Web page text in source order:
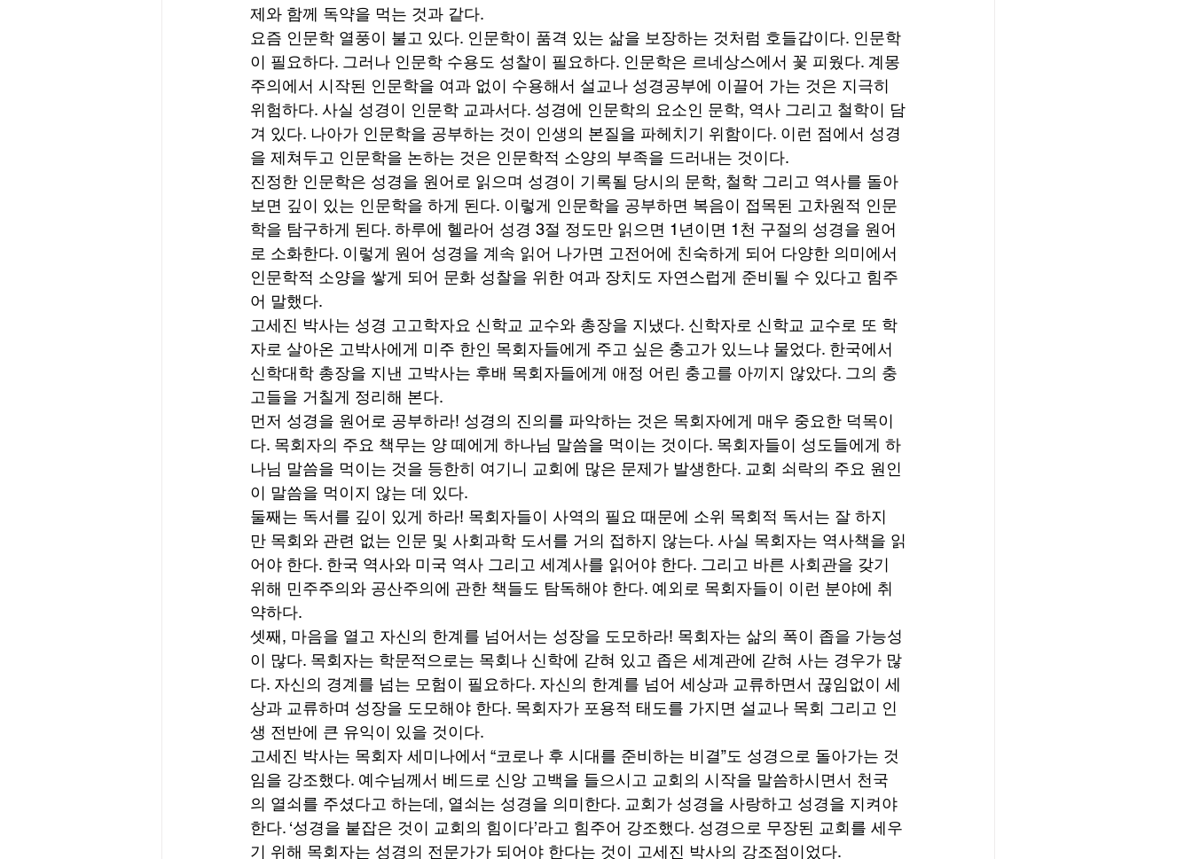
제와 함께 독약을 먹는 것과 같다.
요즘 인문학 열풍이 불고 있다. 인문학이 품격 있는 삶을 보장하는 것처럼 호들갑이다. 인문학
이 필요하다. 그러나 인문학 수용도 성찰이 필요하다. 인문학은 르네상스에서 꽃 피웠다. 계몽
주의에서 시작된 인문학을 여과 없이 수용해서 설교나 성경공부에 이끌어 가는 것은 지극히
위험하다. 사실 성경이 인문학 교과서다. 성경에 인문학의 요소인 문학, 역사 그리고 철학이 담
겨 있다. 나아가 인문학을 공부하는 것이 인생의 본질을 파헤치기 위함이다. 이런 점에서 성경
을 제쳐두고 인문학을 논하는 것은 인문학적 소양의 부족을 드러내는 것이다.
진정한 인문학은 성경을 원어로 읽으며 성경이 기록될 당시의 문학, 철학 그리고 역사를 돌아
보면 깊이 있는 인문학을 하게 된다. 이렇게 인문학을 공부하면 복음이 접목된 고차원적 인문
학을 탐구하게 된다. 하루에 헬라어 성경 3절 정도만 읽으면 1년이면 1천 구절의 성경을 원어
로 소화한다. 이렇게 원어 성경을 계속 읽어 나가면 고전어에 친숙하게 되어 다양한 의미에서
인문학적 소양을 쌓게 되어 문화 성찰을 위한 여과 장치도 자연스럽게 준비될 수 있다고 힘주
어 말했다.
고세진 박사는 성경 고고학자요 신학교 교수와 총장을 지냈다. 신학자로 신학교 교수로 또 학
자로 살아온 고박사에게 미주 한인 목회자들에게 주고 싶은 충고가 있느냐 물었다. 한국에서
신학대학 총장을 지낸 고박사는 후배 목회자들에게 애정 어린 충고를 아끼지 않았다. 그의 충
고들을 거칠게 정리해 본다.
먼저 성경을 원어로 공부하라! 성경의 진의를 파악하는 것은 목회자에게 매우 중요한 덕목이
다. 목회자의 주요 책무는 양 떼에게 하나님 말씀을 먹이는 것이다. 목회자들이 성도들에게 하
나님 말씀을 먹이는 것을 등한히 여기니 교회에 많은 문제가 발생한다. 교회 쇠락의 주요 원인
이 말씀을 먹이지 않는 데 있다.
둘째는 독서를 깊이 있게 하라! 목회자들이 사역의 필요 때문에 소위 목회적 독서는 잘 하지
만 목회와 관련 없는 인문 및 사회과학 도서를 거의 접하지 않는다. 사실 목회자는 역사책을 읽
어야 한다. 한국 역사와 미국 역사 그리고 세계사를 읽어야 한다. 그리고 바른 사회관을 갖기
위해 민주주의와 공산주의에 관한 책들도 탐독해야 한다. 예외로 목회자들이 이런 분야에 취
약하다.
셋째, 마음을 열고 자신의 한계를 넘어서는 성장을 도모하라! 목회자는 삶의 폭이 좁을 가능성
이 많다. 목회자는 학문적으로는 목회나 신학에 갇혀 있고 좁은 세계관에 갇혀 사는 경우가 많
다. 자신의 경계를 넘는 모험이 필요하다. 자신의 한계를 넘어 세상과 교류하면서 끊임없이 세
상과 교류하며 성장을 도모해야 한다. 목회자가 포용적 태도를 가지면 설교나 목회 그리고 인
생 전반에 큰 유익이 있을 것이다.
고세진 박사는 목회자 세미나에서 “코로나 후 시대를 준비하는 비결”도 성경으로 돌아가는 것
임을 강조했다. 예수님께서 베드로 신앙 고백을 들으시고 교회의 시작을 말씀하시면서 천국
의 열쇠를 주셨다고 하는데, 열쇠는 성경을 의미한다. 교회가 성경을 사랑하고 성경을 지켜야
한다. ‘성경을 붙잡은 것이 교회의 힘이다’라고 힘주어 강조했다. 성경으로 무장된 교회를 세우
기 위해 목회자는 성경의 전문가가 되어야 한다는 것이 고세진 박사의 강조점이었다.